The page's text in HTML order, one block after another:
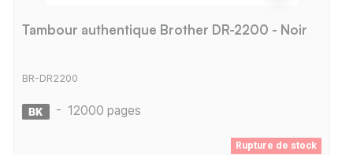
Tambour authentique Brother DR-2200 - Noir
BR-DR2200
- 12000 pages
Rupture de stock